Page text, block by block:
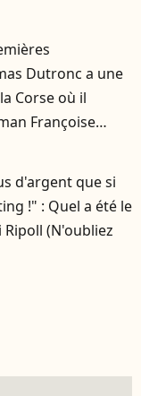
Dutronc a une
Corse où il
Françoise
d'argent que si
!" : Quel a été le
(N'oubliez